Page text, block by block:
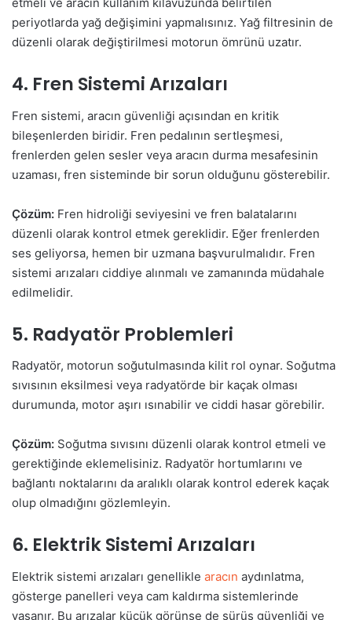
periyotlarda yağ değişimini yapmalısınız. Yağ filtresinin de
düzenli olarak değiştirilmesi motorun ömrünü uzatır.
4. Fren Sistemi Arızaları
Fren sistemi, aracın güvenliği açısından en kritik
bileşenlerden biridir. Fren pedalının sertleşmesi,
frenlerden gelen sesler veya aracın durma mesafesinin
uzaması, fren sisteminde bir sorun olduğunu gösterebilir.
Çözüm: Fren hidroliği seviyesini ve fren balatalarını
düzenli olarak kontrol etmek gereklidir. Eğer frenlerden
ses geliyorsa, hemen bir uzmana başvurulmalıdır. Fren
sistemi arızaları ciddiye alınmalı ve zamanında müdahale
edilmelidir.
5. Radyatör Problemleri
Radyatör, motorun soğutulmasında kilit rol oynar. Soğutma
sıvısının eksilmesi veya radyatörde bir kaçak olması
durumunda, motor aşırı ısınabilir ve ciddi hasar görebilir.
Çözüm: Soğutma sıvısını düzenli olarak kontrol etmeli ve
gerektiğinde eklemelisiniz. Radyatör hortumlarını ve
bağlantı noktalarını da aralıklı olarak kontrol ederek kaçak
olup olmadığını gözlemleyin.
6. Elektrik Sistemi Arızaları
Elektrik sistemi arızaları genellikle aracın aydınlatma,
gösterge panelleri veya cam kaldırma sistemlerinde
yaşanır. Bu arızalar küçük görünse de sürüş güvenliği ve